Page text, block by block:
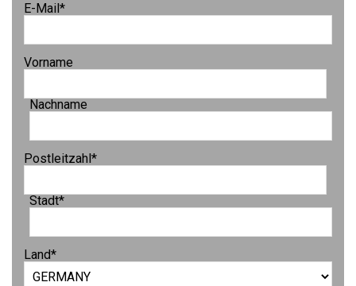
E-Mail*
Vorname
Nachname
Postleitzahl*
Stadt*
Land*